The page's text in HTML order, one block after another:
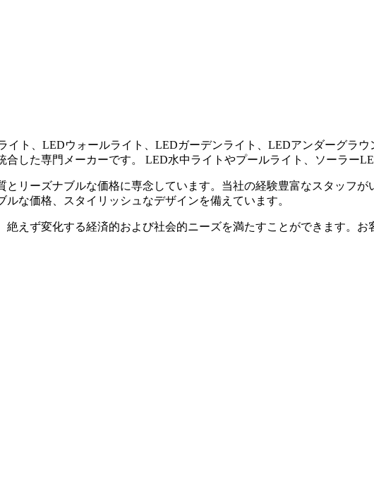
イト、LEDウォールライト、LEDガーデンライト、LEDアンダーグラ
した専門メーカーです。 LED水中ライトやプールライト、ソーラー
リーズナブルな価格に専念しています。当社の経験豊富なスタッフ
な価格、スタイリッシュなデザインを備えています。
えず変化する経済的および社会的ニーズを満たすことができます。